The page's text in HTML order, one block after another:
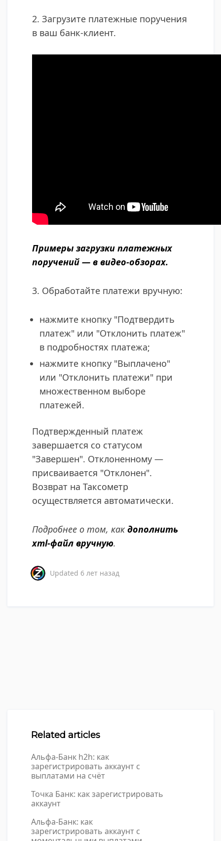
2. Загрузите платежные поручения
в ваш банк-клиент.
Примеры загрузки платежных
поручений — в видео-обзорах.
3. Обработайте платежи вручную:
нажмите​ кнопку "Подтвердить
платеж" или "Отклонить платеж"
в подробностях платежа;
нажмите кнопку "Выплачено"
или "Отклонить платежи" при
множественном выборе
платежей.
Подтвержденный платеж
завершается со статусом
"Завершен"​. Отклоненному —
присваивается​ "Отклонен".
Возврат на Таксометр
осуществляется автоматически.
Подробнее о том, какдополнить
xml-файл вручную.
Updated 6 лет назад
Related articles
Альфа-Банк h2h: как
зарегистрировать аккаунт с
выплатами на счёт
Точка Банк: как зарегистрировать
аккаунт
Альфа-Банк: как
зарегистрировать аккаунт с